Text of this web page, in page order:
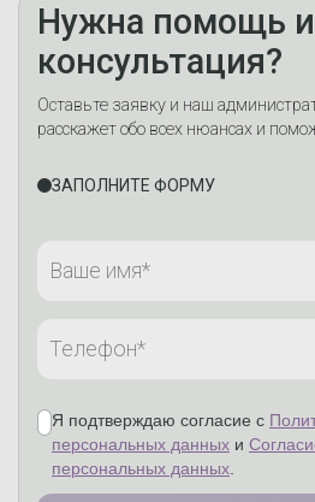
Нужна помощь
консультация?
Оставьте заявку и наш
расскажет обо всех нюансах и
ЗАПОЛНИТЕ ФОРМУ
Я подтверждаю согласие с
персональных данных и
персональных данных.